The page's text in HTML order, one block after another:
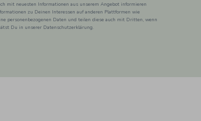
neuesten Informationen aus unserem Angebot informieren
zu Deinen Interessen auf anderen Plattformen wie
personenbezogenen Daten und teilen diese auch mit Dritten, wenn
Du in unserer Datenschutzerklärung.